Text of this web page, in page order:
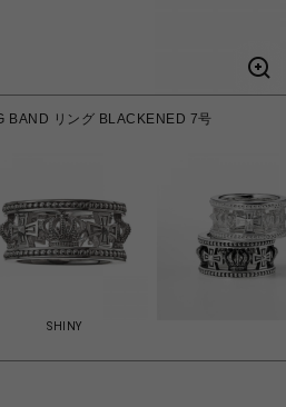
BAND リング BLACKENED 7号
SHINY